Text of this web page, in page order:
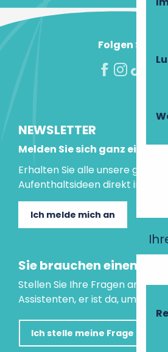
Folgen Sie uns!
NEWSLETTER
Melden Sie sich ganz
Erhalten Sie alle unsere guten
Aufenthaltsideen direkt in Ihre
Ich melde mich an
Sie brauchen einen Rat?
Stellen Sie Ihre Fragen an
Assistenten, er ist da, um Ihnen
Ich stelle meine Frage